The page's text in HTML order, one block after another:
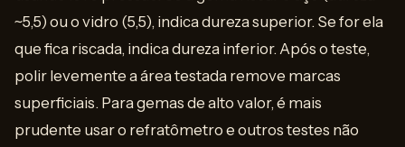
~5,5) ou o vidro (5,5), indica dureza superior. Se for ela
que fica riscada, indica dureza inferior. Após o teste,
polir levemente a área testada remove marcas
superficiais. Para gemas de alto valor, é mais
prudente usar o refratômetro e outros testes não